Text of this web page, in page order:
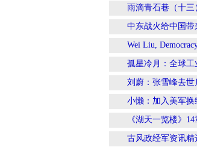
雨滴青石巷（十
中东战火给中国
Wei Liu,
孤星冷月：全球
刘蔚：张雪峰去
小懒：加入美军
《湖天一览楼》
古风政经军资讯精